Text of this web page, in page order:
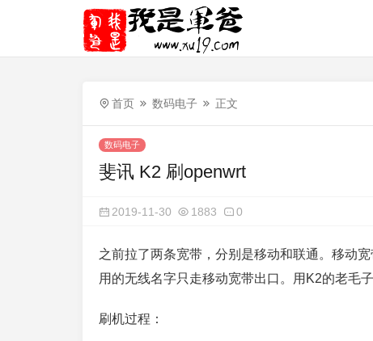
首页 数码电子 正文
数码电子
斐讯 K2 刷openwrt
2019-11-30 1883 0
之前拉了两条宽带，分别是移动和联通。移动
用的无线名字只走移动宽带出口。用K2的老毛
刷机过程：